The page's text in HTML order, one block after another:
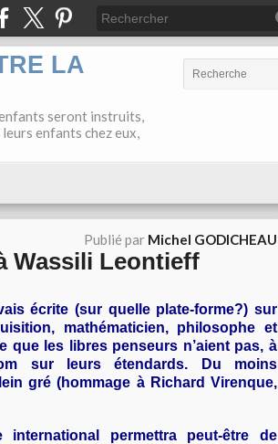
LA
seront instruits,
enfants chez eux,
Publié par Michel GODICHEAU
Wassili Leontieff
écrite (sur quelle plate-forme?) sur
mathématicien, philosophe et
que les libres penseurs n’aient pas, à
sur leurs étendards. Du moins
gré (hommage à Richard Virenque,
permettra peut-être de